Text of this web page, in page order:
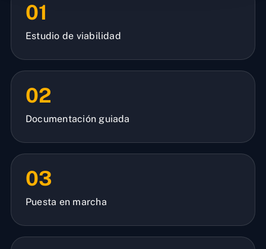
01
Estudio de viabilidad
02
Documentación guiada
03
Puesta en marcha